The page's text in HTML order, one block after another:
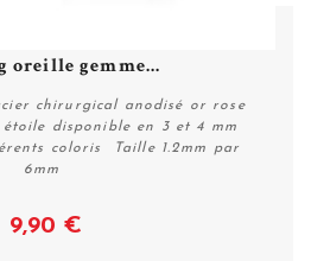
oreille gemme...
chirurgical anodisé or rose
disponible en 3 et 4 mm
coloris Taille 1.2mm par
6mm
9,90 €